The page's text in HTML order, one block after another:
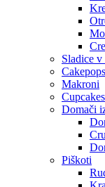
Sladice v
Makroni
Cupcakes
Domači
Piškoti